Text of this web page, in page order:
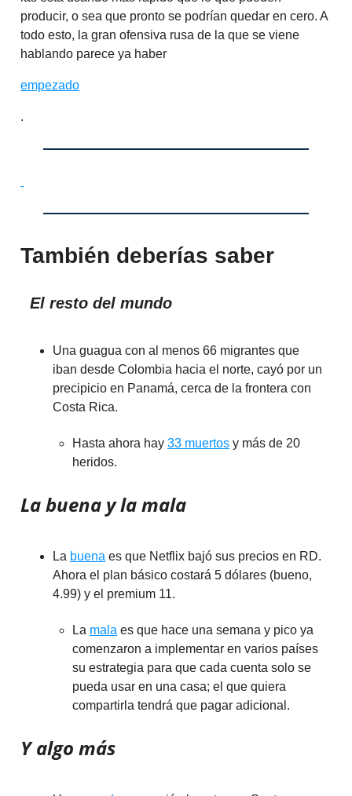
producir, o sea que pronto se podrían quedar en cero. A
todo esto, la gran ofensiva rusa de la que se viene
hablando parece ya haber
empezado
.
También deberías saber
El resto del mundo
Una guagua con al menos 66 migrantes que
iban desde Colombia hacia el norte, cayó por un
precipicio en Panamá, cerca de la frontera con
Costa Rica.
Hasta ahora hay 33 muertos y más de 20
heridos.
La buena y la mala
La buena es que Netflix bajó sus precios en RD.
Ahora el plan básico costará 5 dólares (bueno,
4.99) y el premium 11.
La mala es que hace una semana y pico ya
comenzaron a implementar en varios países
su estrategia para que cada cuenta solo se
pueda usar en una casa; el que quiera
compartirla tendrá que pagar adicional.
Y algo más